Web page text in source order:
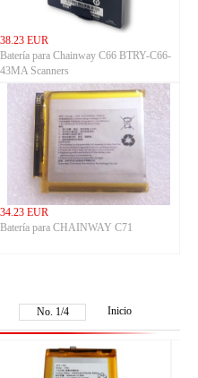
38.23 EUR
Batería para Chainway C66 BTRY-C66-
43MA Scanners
34.23 EUR
Batería para CHAINWAY C71
No. 2/4 Inicio